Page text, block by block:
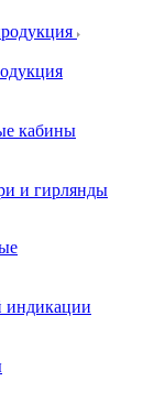
кабины
и гирлянды
индикации